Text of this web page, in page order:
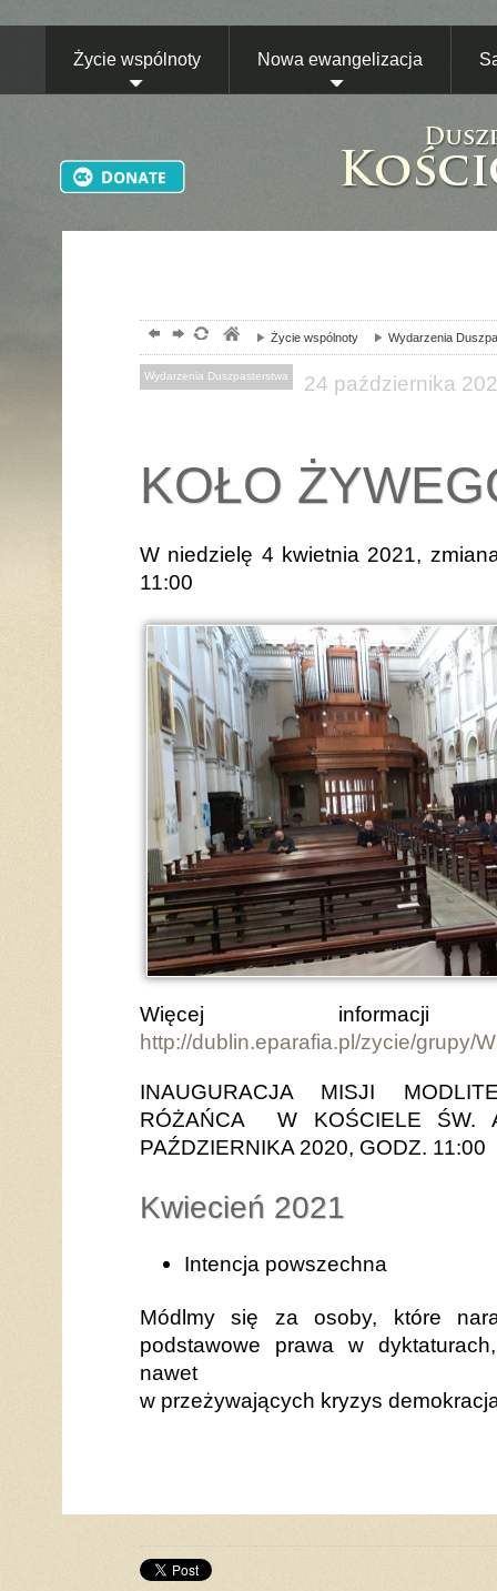
Życie wspólnoty Nowa ewangelizacja
Życie wspólnoty Wydarzenia
Wydarzenia Duszpasterstwa 24 października
KOŁO
W niedzielę 4 kwietnia 2021,
11:00
Więcej
http://dublin.eparafia.pl/zycie/grupy/
INAUGURACJA MISJI
RÓŻAŃCA W KOŚCIELE ŚW.
PAŹDZIERNIKA 2020, GODZ. 11:00
Kwiecień 2021
Intencja powszechna
Módlmy się za osoby, które
podstawowe prawa w
nawet
w przeżywających kryzys